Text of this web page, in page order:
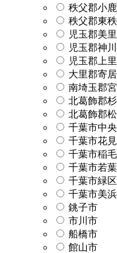
秩父郡小
秩父郡東
児玉郡美
児玉郡神
児玉郡上
大里郡寄
南埼玉郡
北葛飾郡
北葛飾郡
千葉市中
千葉市花
千葉市稲
千葉市若
千葉市緑区
千葉市美
銚子市
市川市
船橋市
館山市